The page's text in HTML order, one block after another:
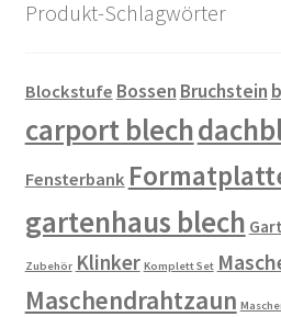
Produkt-Schlagwörter
Blockstufe Bossen Bruchstein
carport blech
Fensterbank
gartenhaus blech
Zubehör Klinker Komplett Set
Maschendrahtzaun